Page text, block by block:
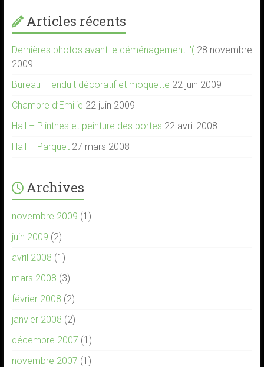
Articles récents
Dernières photos avant le déménagement :'( 28 novembre
2009
Bureau – enduit décoratif et moquette 22 juin 2009
Chambre d’Emilie 22 juin 2009
Hall – Plinthes et peinture des portes 22 avril 2008
Hall – Parquet 27 mars 2008
Archives
novembre 2009 (1)
juin 2009 (2)
avril 2008 (1)
mars 2008 (3)
février 2008 (2)
janvier 2008 (2)
décembre 2007 (1)
novembre 2007 (1)